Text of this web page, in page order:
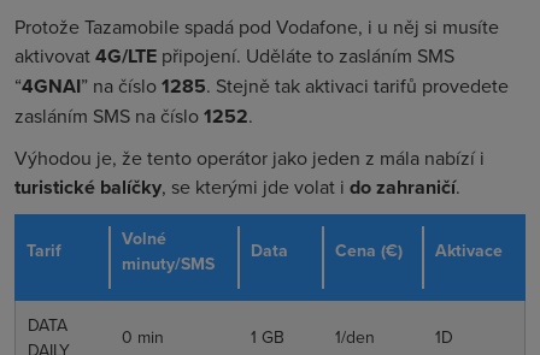
Protože Tazamobile spadá pod Vodafone, i u něj si musíte
aktivovat4G/LTE připojení. Uděláte to zasláním SMS
“4GNAI” na číslo1285. Stejně tak aktivaci tarifů provedete
zasláním SMS na číslo1252.
Výhodou je, že tento operátor jako jeden z mála nabízí i
turistické balíčky, se kterými jde volat i do zahraničí.
Tarif
Volné
minuty/SMS
Data Cena (€) Aktivace
DATA
DAILY
0 min 1 GB 1/den 1D